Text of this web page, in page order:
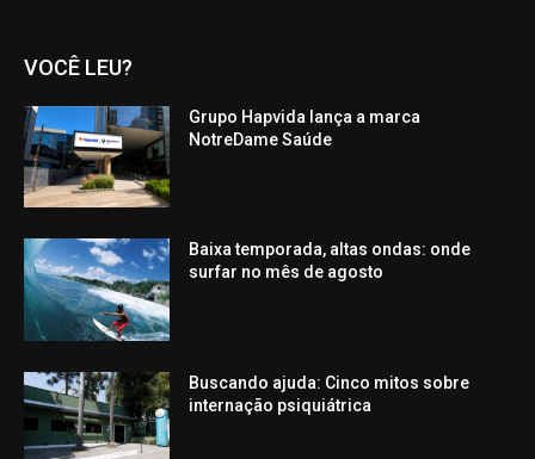
VOCÊ LEU?
Grupo Hapvida lança a marca
NotreDame Saúde
Baixa temporada, altas ondas: onde
surfar no mês de agosto
Buscando ajuda: Cinco mitos sobre
internação psiquiátrica